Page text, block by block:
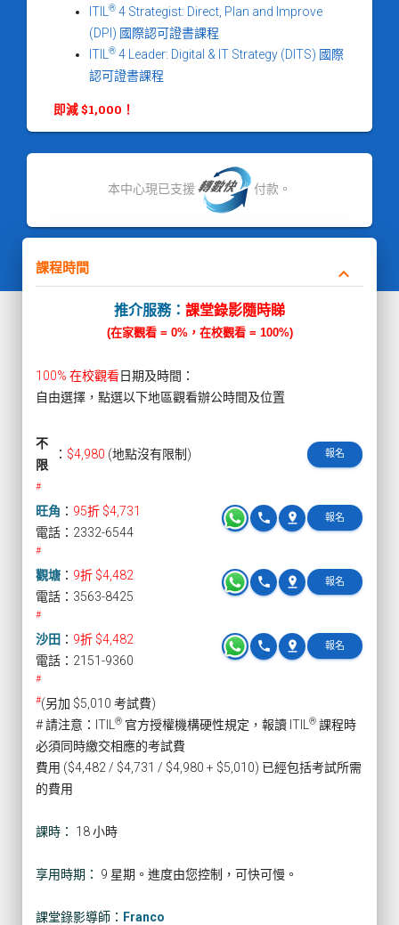
ITIL ® 4 Strategist: Direct, Plan and Improve
(DPI) 國際認可證書課程
ITIL
® 4 Leader: Digital & IT Strategy (DITS) 國際
認可證書課程
即減 $1,000！
本中心現已支援 付款。
課程時間 keyboard_arrow_down
推介服務： 課堂錄影隨時睇
(在家觀看 = 0%，在校觀看 = 100%)
100% 在校觀看日期及時間：
自由選擇，點選以下地區觀看辦公時間及位置
不
限
： $4,980 (地點沒有限制) 報名
#
旺角 ： 95折 $4,731 報名
pin_drop
phone
電話：2332-6544
#
觀塘 ： 9折 $4,482 報名
pin_drop
phone
電話：3563-8425
#
沙田 ： 9折 $4,482 報名
pin_drop
phone
電話：2151-9360
#
#(另加 $5,010 考試費)
# 請注意：ITIL
® 官方授權機構硬性規定，報讀 ITIL ® 課程時
必須同時繳交相應的考試費
費用 ($4,482 / $4,731 / $4,980 + $5,010) 已經包括考試所需
的費用
課時： 18 小時
享用時期： 9 星期。進度由您控制，可快可慢。
課堂錄影導師： Franco